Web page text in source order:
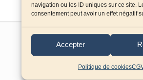
navigation ou les ID uniques sur ce site.
consentement peut avoir un effet négatif
Accepter
Politique de cookies